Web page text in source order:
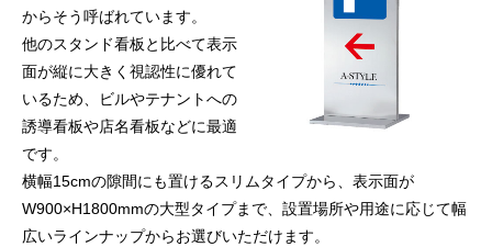
からそう呼ばれています。
他のスタンド看板と比べて表示
面が縦に大きく視認性に優れて
いるため、ビルやテナントへの
誘導看板や店名看板などに最適
です。
横幅15cmの隙間にも置けるスリムタイプから、表示面が
W900×H1800mmの大型タイプまで、設置場所や用途に応じて幅
広いラインナップからお選びいただけます。